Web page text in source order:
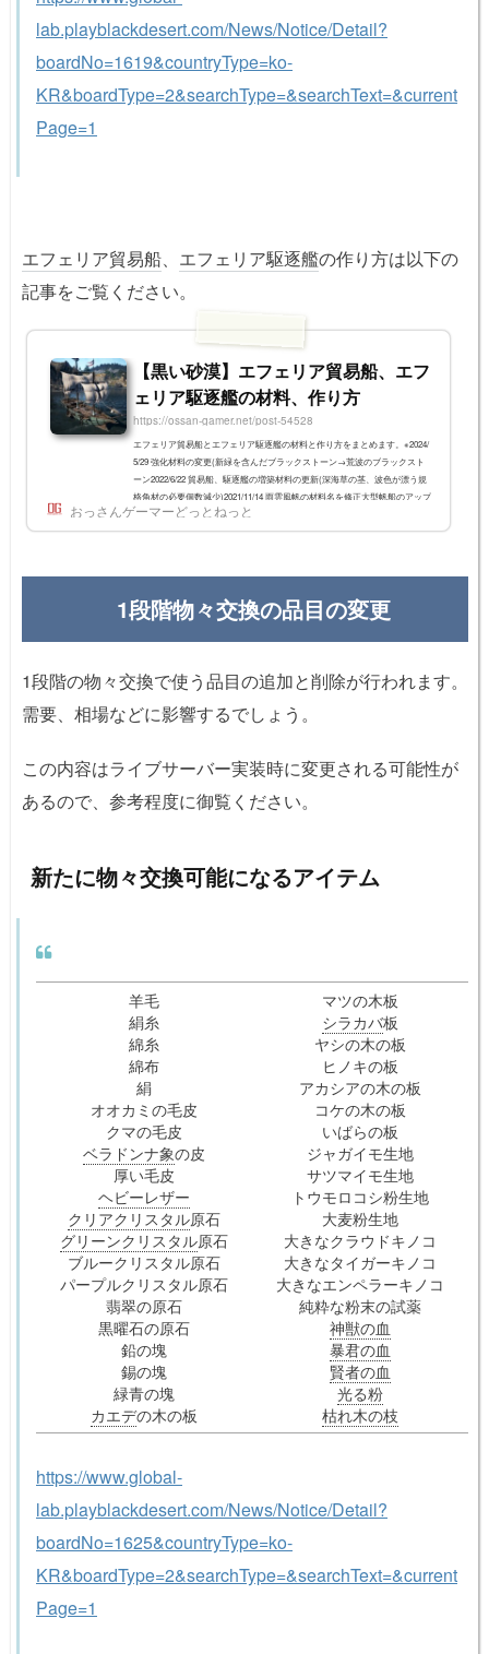
lab.playblackdesert.com/News/Notice/Detail?
boardNo=1619&countryType=ko-
KR&boardType=2&searchType=&searchText=&current
Page=1
エフェリア貿易船 エフェリア駆逐艦の作り方は以下の
記事をご覧ください。
【黒い砂漠】エフェリア貿易船、エフ
ェリア駆逐艦の材料、作り方
https://ossan-gamer.net/post-54528
エフェリア貿易船とエフェリア駆逐艦の材料と作り方をまとめます。※2024/
5/29 強化材料の変更(新緑を含んだブラックストーン→荒波のブラックスト
ーン2022/6/22 貿易船、駆逐艦の増築材料の更新(深海草の茎、波色が漂う規
格角材の必要個数減少)2021/11/14 雨雲風帆の材料名を修正大型帆船のアップ
グレードツリーエフェリア貿易船とエフェリア駆逐艦は、帆船系の中間的な
ポジションの船です。 エフェリア軽帆船 > エフェリア貿易船 エフェリア護
おっさんゲーマーどっとねっと
1段階物々交換の品目の変更
1段階の物々交換で使う品目の追加と削除が行われます。
需要、相場などに影響するでしょう。
この内容はライブサーバー実装時に変更される可能性が
あるので、参考程度に御覧ください。
新たに物々交換可能になるアイテム
羊毛
絹糸
綿糸
綿布
絹
オオカミの毛皮
クマの毛皮
ベラドンナ象の皮
厚い毛皮
ヘビーレザー
クリアクリスタル原石
グリーンクリスタル原石
ブルークリスタル原石
パープルクリスタル原石
翡翠の原石
黒曜石の原石
鉛の塊
錫の塊
緑青の塊
カエデの木の板
マツの木板
シラカバ板
ヤシの木の板
ヒノキの板
アカシアの木の板
コケの木の板
いばらの板
ジャガイモ生地
サツマイモ生地
トウモロコシ粉生地
大麦粉生地
大きなクラウドキノコ
大きなタイガーキノコ
大きなエンペラーキノコ
純粋な粉末の試薬
神獣の血
暴君の血
賢者の血
光る粉
枯れ木の枝
https://www.global-
lab.playblackdesert.com/News/Notice/Detail?
boardNo=1625&countryType=ko-
KR&boardType=2&searchType=&searchText=&current
Page=1